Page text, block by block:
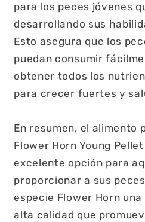
para los peces jóvenes
desarrollando sus
Esto asegura que los
puedan consumir
obtener todos los
para crecer fuertes y
En resumen, el alimento
Flower Horn Young
excelente opción para
proporcionar a sus
especie Flower Horn
alta calidad que